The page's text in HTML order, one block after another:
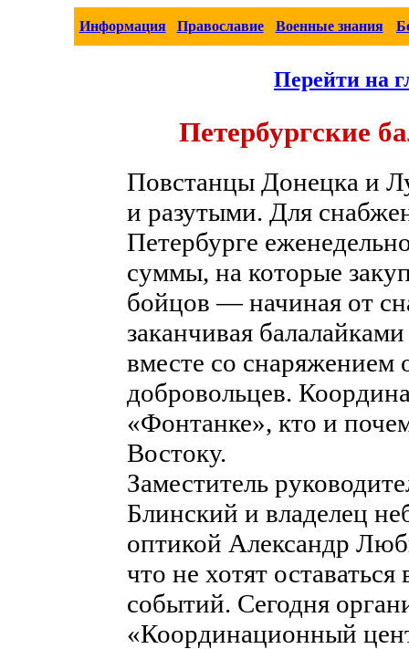
Информация Православие Военные знания
Перейти на
Петербургские
Повстанцы Донецка и
и разутыми. Для
Петербурге
суммы, на которые
бойцов — начиная от
заканчивая
вместе со снаряжением
добровольцев.
«Фонтанке», кто и
Востоку.
Заместитель
Блинский и владелец
оптикой Александр
что не хотят
событий. Сегодня
«Координационный